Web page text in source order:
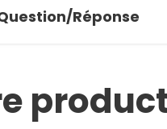
Réponse